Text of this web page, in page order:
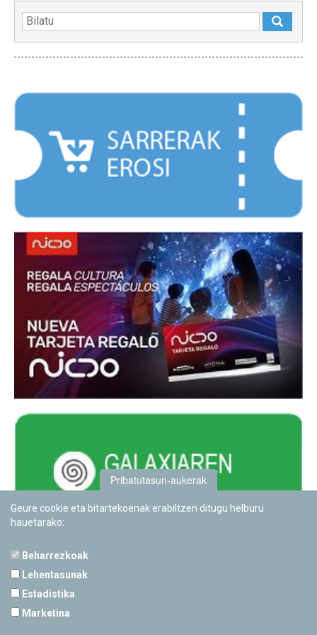
Pribatutasun-aukerak
Geure cookie eta bitartekoenak erabiltzen ditugu helburu
hauetarako:
Beharrezkoak
Lehentasunak
Estadistika
Marketina